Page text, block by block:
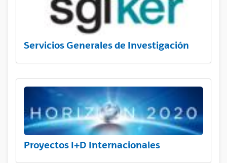
Servicios Generales de Investigación
Proyectos I+D Internacionales